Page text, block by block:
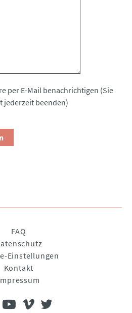
per E-Mail benachrichtigen (Sie
jederzeit beenden)
FAQ
Einstellungen
Kontakt